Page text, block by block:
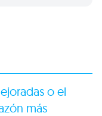
o el
más